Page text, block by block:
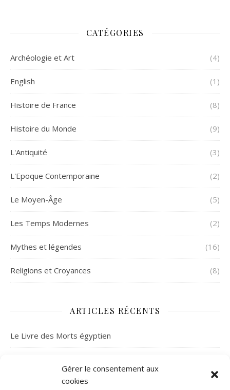
Gérer le consentement aux
cookies
CATÉGORIES
Archéologie et Art (4)
English (1)
Histoire de France (8)
Histoire du Monde (9)
L'Antiquité (3)
L'Epoque Contemporaine (2)
Le Moyen-Âge (5)
Les Temps Modernes (2)
Mythes et légendes (16)
Religions et Croyances (8)
ARTICLES RÉCENTS
Le Livre des Morts égyptien
La mystérieuse fortune de l’abbé Saunière